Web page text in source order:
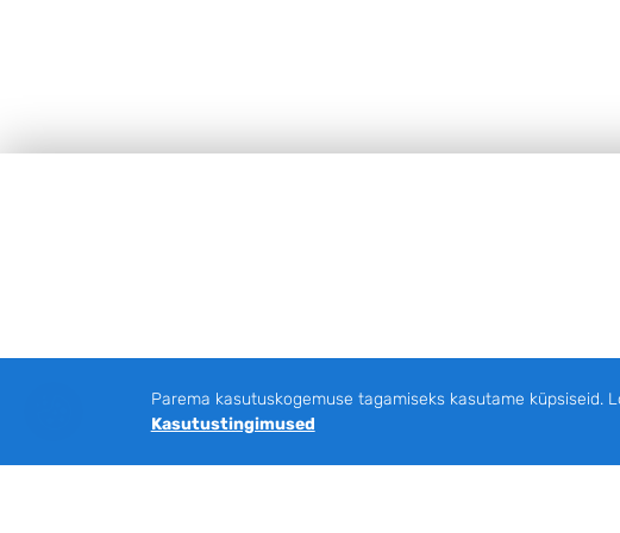
Parema kasutuskogemuse tagamiseks kasutame küpsiseid.
Kasutustingimused